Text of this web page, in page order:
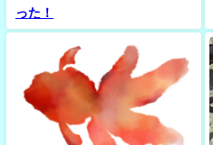
った！